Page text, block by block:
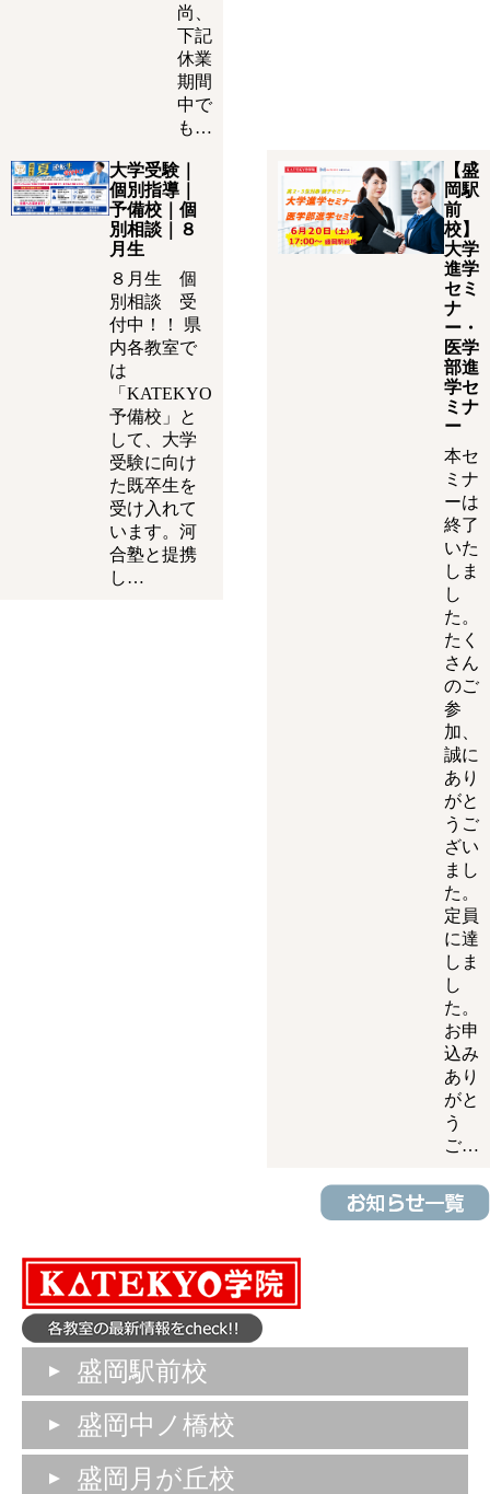
尚、
下記
休業
期間
中で
も…
大学受験｜
個別指導｜
予備校｜個
別相談｜８
月生
８月生 個
別相談 受
付中！！ 県
内各教室で
は
「KATEKYO
予備校」と
して、大学
受験に向け
た既卒生を
受け入れて
います。河
合塾と提携
し…
【盛
岡駅
前
校】
大学
進学
セミ
ナ
ー・
医学
部進
学セ
ミナ
ー
本セ
ミナ
ーは
終了
いた
しま
し
た。
たく
さん
のご
参
加、
誠に
あり
がと
うご
ざい
まし
た。
定員
に達
しま
し
た。
お申
込み
あり
がと
う
ご…
盛岡駅前校
盛岡中ノ橋校
盛岡月が丘校